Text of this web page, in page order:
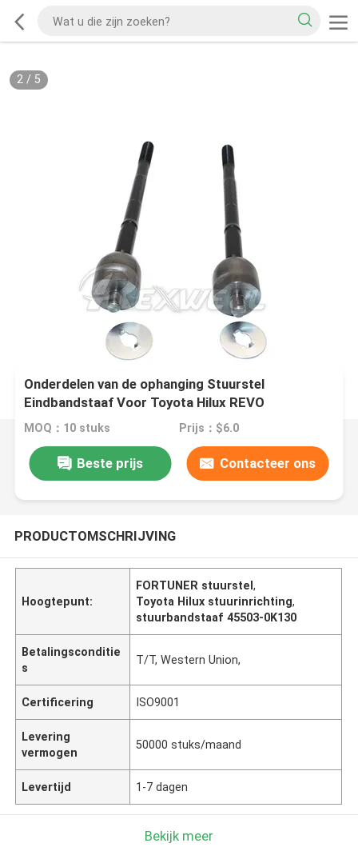
2/ 5
Onderdelen van de ophanging Stuurstel
Eindbandstaaf Voor Toyota Hilux REVO
FORTUNER 2015-2023 45503-0K130 45503-
MOQ：10 stuks Prijs：$6.0
Beste prijs Contacteer ons
PRODUCTOMSCHRIJVING
Hoogtepunt:
FORTUNER stuurstel,
Toyota Hilux stuurinrichting,
stuurbandstaaf 45503-0K130
Betalingsconditie
s
T/T, Western Union,
Certificering ISO9001
Levering
vermogen
50000 stuks/maand
Levertijd 1-7 dagen
Bekijk meer